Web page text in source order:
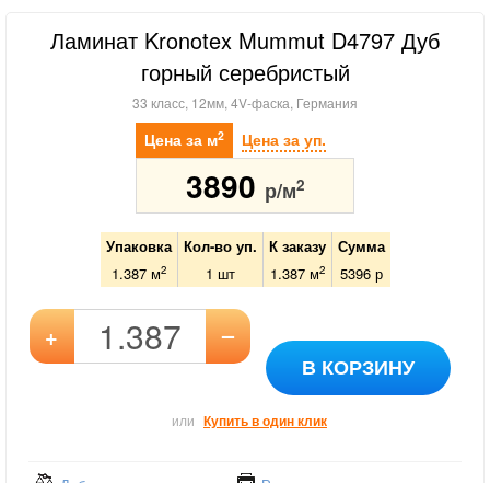
Ламинат Kronotex Mummut D4797 Дуб
горный серебристый
33 класс, 12мм, 4V-фаска, Германия
Цена за м2 Цена за уп.
3890 р/м2
Упаковка Кол-во уп. К заказу
Сумма
1.387 м2 1 шт 1.387м2 5396р
+ –
В КОРЗИНУ
или Купить в один клик